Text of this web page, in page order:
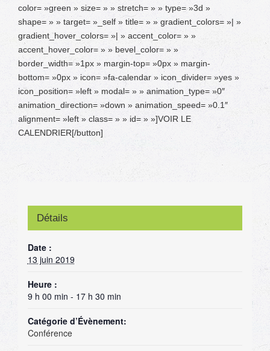
color= »green » size= » » stretch= » » type= »3d »
shape= » » target= »_self » title= » » gradient_colors= »| »
gradient_hover_colors= »| » accent_color= » »
accent_hover_color= » » bevel_color= » »
border_width= »1px » margin-top= »0px » margin-
bottom= »0px » icon= »fa-calendar » icon_divider= »yes »
icon_position= »left » modal= » » animation_type= »0″
animation_direction= »down » animation_speed= »0.1″
alignment= »left » class= » » id= » »]VOIR LE
CALENDRIER[/button]
Détails
Date :
13 juin 2019
Heure :
9 h 00 min - 17 h 30 min
Catégorie d’Évènement:
Conférence